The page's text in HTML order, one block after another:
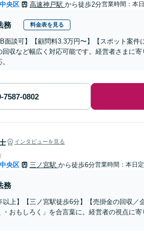
央区 高速神戸駅 から徒歩2分営業時間：本
務 料金表を見る
面談可】【顧問料3.3万円〜】【スポット案
回収など幅広く対応可能です。経営者さまに
インタビューを見る
央区 三ノ宮駅 から徒歩6分営業時間：本日定
務
以上】【三ノ宮駅徒歩6分】【売掛金の回収
・おもしろく」を合言葉に。経営者の視点に